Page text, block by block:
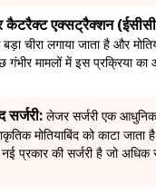
कैटरैक्ट एक्सट्रैक्शन
चीरा लगाया जाता है और
गंभीर मामलों में इस प्रक्रिया का
सर्जरी: लेजर सर्जरी एक
मोतियाबिंद को काटा
प्रकार की सर्जरी है जो अधिक